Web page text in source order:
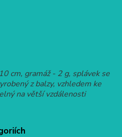
cm, gramáž - 2 g, splávek se
z balzy, vzhledem ke
na větší vzdálenosti